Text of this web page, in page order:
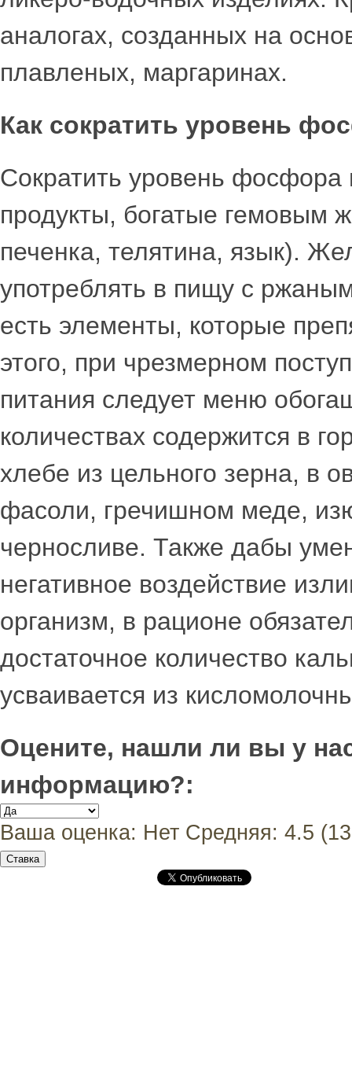
аналогах, созданных на
плавленых, маргаринах.
Как сократить уровень
Сократить уровень фосфора
продукты, богатые гемовым
печенка, телятина, язык).
употреблять в пищу с
есть элементы, которые
этого, при чрезмерном
питания следует меню
количествах содержится в
хлебе из цельного зерна, в
фасоли, гречишном меде,
черносливе. Также дабы
негативное воздействие
организм, в рационе
достаточное количество
усваивается из
Оцените, нашли ли вы у
информацию?:
Ваша оценка: Нет Средняя: 4.5 (13